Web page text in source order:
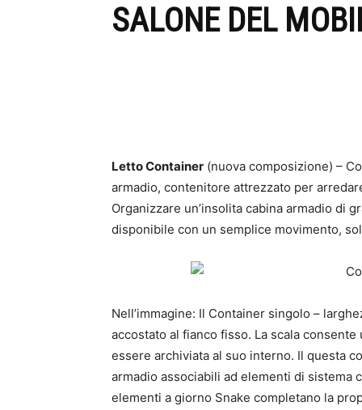
SALONE DEL
Letto Container (nuova composizione) –
armadio, contenitore attrezzato per
Organizzare un’insolita cabina armadio di
disponibile con un semplice movimento,
Nell’immagine: Il Container singolo –
accostato al fianco fisso. La scala
essere archiviata al suo interno. Il questa
armadio associabili ad elementi di
elementi a giorno Snake completano la